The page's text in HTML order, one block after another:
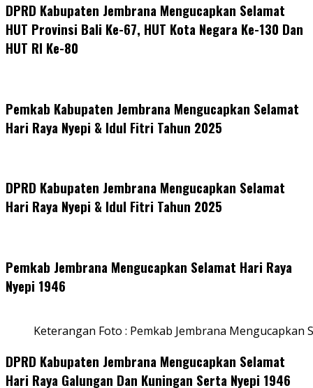
DPRD Kabupaten Jembrana Mengucapkan Selamat
HUT Provinsi Bali Ke-67, HUT Kota Negara Ke-130 Dan
HUT RI Ke-80
Pemkab Kabupaten Jembrana Mengucapkan Selamat
Hari Raya Nyepi & Idul Fitri Tahun 2025
DPRD Kabupaten Jembrana Mengucapkan Selamat
Hari Raya Nyepi & Idul Fitri Tahun 2025
Pemkab Jembrana Mengucapkan Selamat Hari Raya
Nyepi 1946
Keterangan Foto : Pemkab Jembrana Mengucapkan
DPRD Kabupaten Jembrana Mengucapkan Selamat
Hari Raya Galungan Dan Kuningan Serta Nyepi 1946